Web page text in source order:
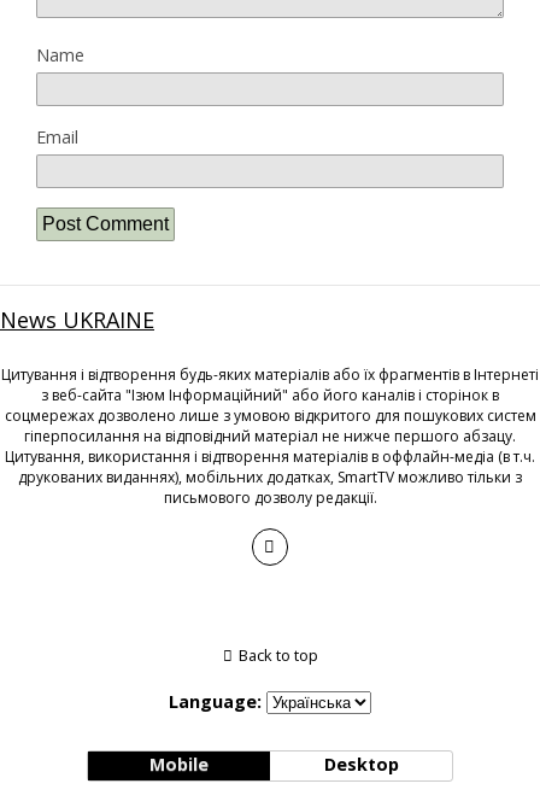
Name
Email
News UKRAINE
Цитування і відтворення будь-яких матеріалів або їх фрагментів в Інтернеті
з веб-сайта "Ізюм Інформаційний" або його каналів і сторінок в
соцмережах дозволено лише з умовою відкритого для пошукових систем
гіперпосилання на відповідний матеріал не нижче першого абзацу.
Цитування, використання і відтворення матеріалів в оффлайн-медіа (в т.ч.
друкованих виданнях), мобільних додатках, SmartTV можливо тільки з
письмового дозволу редакції.
Back to top
Language:
Mobile Desktop